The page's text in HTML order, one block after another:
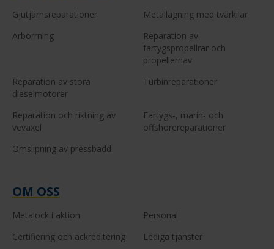
Gjutjärnsreparationer
Metallagning med tvärkilar
Arborrning
Reparation av
fartygspropellrar och
propellernav
Reparation av stora
dieselmotorer
Turbinreparationer
Reparation och riktning av
vevaxel
Fartygs-, marin- och
offshorereparationer
Omslipning av pressbädd
OM OSS
Metalock i aktion
Personal
Certifiering och ackreditering
Lediga tjänster